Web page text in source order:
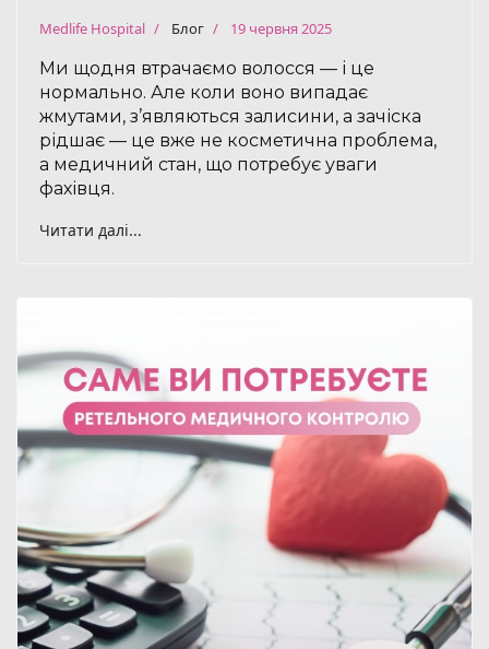
Medlife Hospital Блог 19 червня 2025
Ми щодня втрачаємо волосся — і це
нормально. Але коли воно випадає
жмутами, з’являються залисини, а зачіска
рідшає — це вже не косметична проблема,
а медичний стан, що потребує уваги
фахівця.
Читати далі...